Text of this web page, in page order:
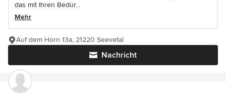
das mit Ihren Bedür...
Mehr
Nachricht
Auf dem Horn 13a, 21220 Seevetal